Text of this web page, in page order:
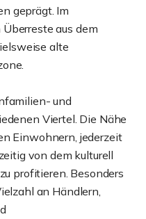
geprägt. Im
aus dem
alte
und
Viertel. Die Nähe
Einwohnern, jederzeit
von dem kulturell
profitieren. Besonders
an Händlern,